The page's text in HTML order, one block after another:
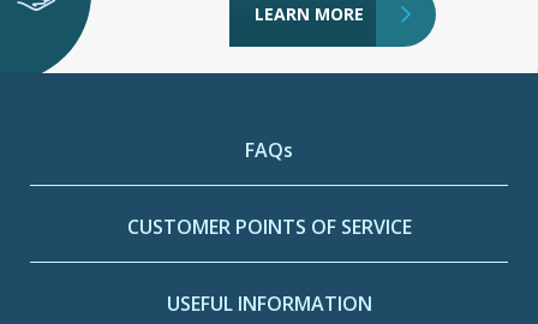
LEARN MORE
FAQs
CUSTOMER POINTS OF SERVICE
USEFUL INFORMATION